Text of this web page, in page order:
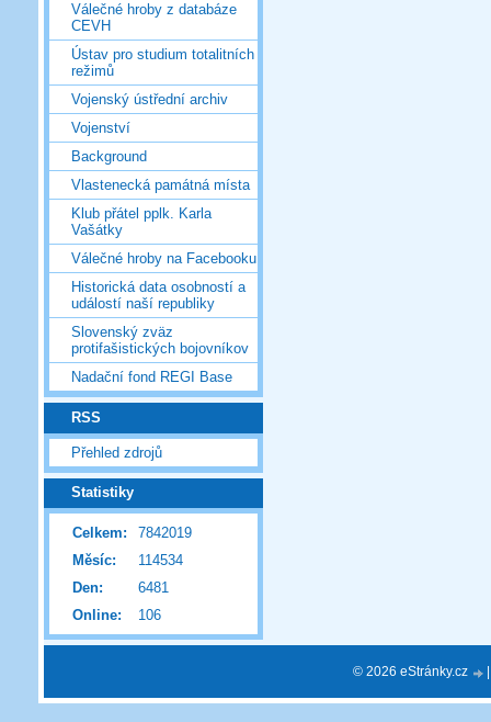
Válečné hroby z databáze
CEVH
Ústav pro studium totalitních
režimů
Vojenský ústřední archiv
Vojenství
Background
Vlastenecká památná místa
Klub přátel pplk. Karla
Vašátky
Válečné hroby na Facebooku
Historická data osobností a
událostí naší republiky
Slovenský zväz
protifašistických bojovníkov
Nadační fond REGI Base
RSS
Přehled zdrojů
Statistiky
Online: 106
Celkem:
7842019
Měsíc:
114534
Den:
6481
© 2026 eStránky.cz